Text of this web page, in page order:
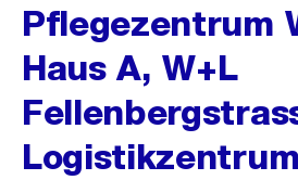
Pflegezentrum
Haus A, W+L
Logistikzentrum